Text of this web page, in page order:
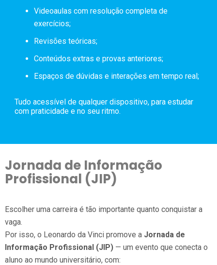
Videoaulas com resolução completa de
exercícios;
Revisões teóricas;
Conteúdos extras e provas anteriores;
Espaços de dúvidas e interações em tempo real;
Tudo acessível de qualquer dispositivo, para estudar
com praticidade e no seu ritmo.
Jornada de Informação
Profissional (JIP)
Escolher uma carreira é tão importante quanto conquistar a
vaga.
Por isso, o Leonardo da Vinci promove a Jornada de
Informação Profissional (JIP) — um evento que conecta o
aluno ao mundo universitário, com: